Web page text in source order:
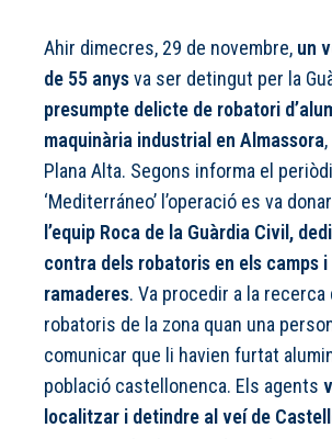
Ahir dimecres, 29 de novembre, un
de 55 anysva ser detingut per la
presumpte delicte de robatori
maquinària industrial en Almassora
Plana Alta. Segons informa el
‘Mediterráneo’ l’operació es va
l’equip Roca de la Guàrdia Civil,
contra dels robatoris en els camps
ramaderes. Va procedir a la recerca
robatoris de la zona quan una
comunicar que li havien furtat
població castellonenca. Els agents
localitzar i detindre al veí de